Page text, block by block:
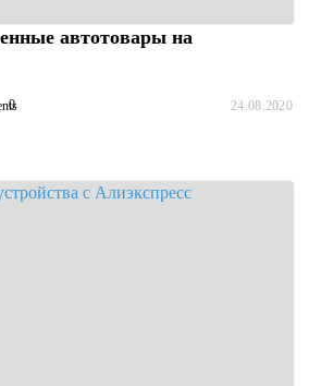
автотовары на
0 24.08.2020